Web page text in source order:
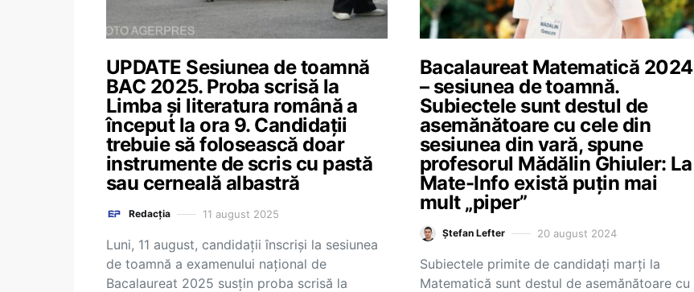
UPDATE Sesiunea de toamnă
BAC 2025. Proba scrisă la
Limba și literatura română a
început la ora 9. Candidații
trebuie să folosească doar
instrumente de scris cu pastă
sau cerneală albastră
Redacția 11 august 2025
Luni, 11 august, candidații înscriși la sesiunea
de toamnă a examenului național de
Bacalaureat 2025 susțin proba scrisă la
Bacalaureat Matematică 2024
– sesiunea de toamnă.
Subiectele sunt destul de
asemănătoare cu cele din
sesiunea din vară, spune
profesorul Mădălin Ghiuler: La
Mate-Info există puțin mai
mult „piper”
Ștefan Lefter 20 august 2024
Subiectele primite de candidați marți la
Matematică sunt destul de asemănătoare cu